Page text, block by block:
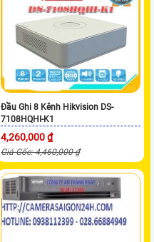
Đầu Ghi 8 Kênh Hikvision DS-
7108HQHI-K1
4,260,000 ₫
Giá Gốc: 4,460,000 ₫